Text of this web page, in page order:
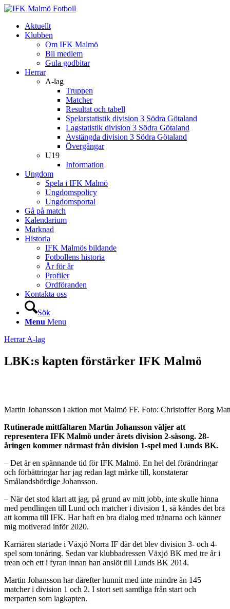
Aktuellt
Klubben
Om IFK Malmö
Bli medlem
Gula godbitar
Herrar
A-lag
Truppen
Matcher
Resultat och tabell
Spelarstatistik division 3 Södra Götaland
Lagstatistik division 3 Södra Götaland
Avstängda division 3 Södra Götaland
Övergångar
U19
Information
Ungdom
Spela i IFK Malmö
Ungdomspolicy
Ungdomsportal
Gå på match
Kalendarium
Marknad
Historia
IFK Malmös bildande
Fotbollens historia
År för år
Profiler
Ordföranden
Kontakta oss
Sök
Menu Menu
Herrar A-lag
LBK:s kapten förstärker IFK Malmö
Martin Johansson i aktion mot Malmö FF. Foto: Christoffer Borg
Rutinerade mittfältaren Martin Johansson väljer att
representera IFK Malmö under årets division 2-säsong. 28-
åringen kommer närmast från division 1-spel med Lunds BK.
– Det är en spännande tid för IFK Malmö. En hel del förändringar
och förbättringar har jag redan lagt märke till, konstaterar
Smålandsbördige Johansson.
– När det stod klart att jag, på grund av mitt jobb, inte skulle hinna
med pendlingen till Lund och matcher i division 1, så kändes det bra
att komma till IFK. Har haft en bra dialog med tränarna och känner
mig motiverad inför 2020.
Karriären startade i Växjö Norra IF där det blev division 3- och 4-
spel som tonåring. Sedan var klubbadressen Växjö BK med tre år i
trean och ett i fyran innan han anslöt till Lunds BK 2014.
Martin Johansson har därefter hunnit med inte mindre än 145
matcher i division 1 och 2. I stort sett samtliga från start och
merparten som lagkapten.